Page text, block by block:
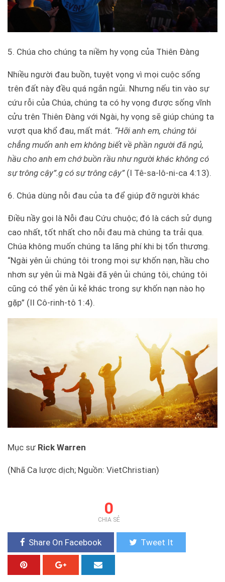
5. Chúa cho chúng ta niềm hy vọng của Thiên Đàng
Nhiều người đau buồn, tuyệt vọng vì mọi cuộc sống
trên đất này đều quá ngắn ngủi. Nhưng nếu tin vào sự
cứu rỗi của Chúa, chúng ta có hy vọng được sống vĩnh
cửu trên Thiên Đàng với Ngài, hy vọng sẽ giúp chúng ta
vượt qua khổ đau, mất mát. “Hỡi anh em, chúng tôi
chẳng muốn anh em không biết về phần người đã ngủ,
hầu cho anh em chớ buồn rầu như người khác không có
sự trông cậy”.g có sự trông cậy”(I Tê-sa-lô-ni-ca 4:13).
6. Chúa dùng nỗi đau của ta để giúp đỡ người khác
Điều nầy gọi là Nỗi đau Cứu chuộc; đó là cách sử dụng
cao nhất, tốt nhất cho nỗi đau mà chúng ta trải qua.
Chúa không muốn chúng ta lãng phí khi bị tổn thương.
“Ngài yên ủi chúng tôi trong mọi sự khốn nạn, hầu cho
nhơn sự yên ủi mà Ngài đã yên ủi chúng tôi, chúng tôi
cũng có thể yên ủi kẻ khác trong sự khốn nạn nào họ
gặp” (II Cô-rinh-tô 1:4).
Mục sư Rick Warren
(Nhã Ca lược dịch; Nguồn: VietChristian)
0
CHIA SẺ
Share On Facebook Tweet It